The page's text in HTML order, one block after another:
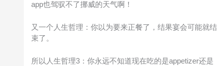
app也驾驭不了挪威的天气啊！
又一个人生哲理：你以为要来正餐了，结果宴会可能就结
束了。
所以人生哲理3：你永远不知道现在吃的是appetizer还是